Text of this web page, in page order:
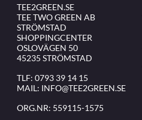
TEE2GREEN.SE
TEE TWO GREEN AB
STRÖMSTAD
SHOPPINGCENTER
OSLOVÄGEN 50
45235 STRÖMSTAD
TLF: 0793 39 14 15
MAIL: INFO@TEE2GREEN.SE
ORG.NR: 559115-1575